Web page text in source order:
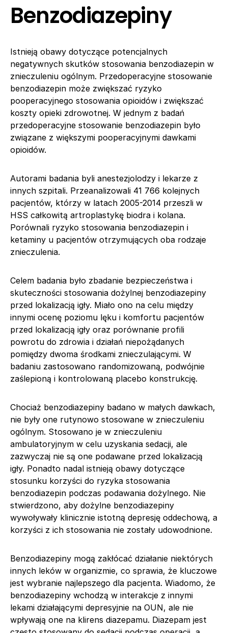
Benzodiazepiny
Istnieją obawy dotyczące potencjalnych
negatywnych skutków stosowania benzodiazepin w
znieczuleniu ogólnym. Przedoperacyjne stosowanie
benzodiazepin może zwiększać ryzyko
pooperacyjnego stosowania opioidów i zwiększać
koszty opieki zdrowotnej. W jednym z badań
przedoperacyjne stosowanie benzodiazepin było
związane z większymi pooperacyjnymi dawkami
opioidów.
Autorami badania byli anestezjolodzy i lekarze z
innych szpitali. Przeanalizowali 41 766 kolejnych
pacjentów, którzy w latach 2005-2014 przeszli w
HSS całkowitą artroplastykę biodra i kolana.
Porównali ryzyko stosowania benzodiazepin i
ketaminy u pacjentów otrzymujących oba rodzaje
znieczulenia.
Celem badania było zbadanie bezpieczeństwa i
skuteczności stosowania dożylnej benzodiazepiny
przed lokalizacją igły. Miało ono na celu między
innymi ocenę poziomu lęku i komfortu pacjentów
przed lokalizacją igły oraz porównanie profili
powrotu do zdrowia i działań niepożądanych
pomiędzy dwoma środkami znieczulającymi. W
badaniu zastosowano randomizowaną, podwójnie
zaślepioną i kontrolowaną placebo konstrukcję.
Chociaż benzodiazepiny badano w małych dawkach,
nie były one rutynowo stosowane w znieczuleniu
ogólnym. Stosowano je w znieczuleniu
ambulatoryjnym w celu uzyskania sedacji, ale
zazwyczaj nie są one podawane przed lokalizacją
igły. Ponadto nadal istnieją obawy dotyczące
stosunku korzyści do ryzyka stosowania
benzodiazepin podczas podawania dożylnego. Nie
stwierdzono, aby dożylne benzodiazepiny
wywoływały klinicznie istotną depresję oddechową, a
korzyści z ich stosowania nie zostały udowodnione.
Benzodiazepiny mogą zakłócać działanie niektórych
innych leków w organizmie, co sprawia, że kluczowe
jest wybranie najlepszego dla pacjenta. Wiadomo, że
benzodiazepiny wchodzą w interakcje z innymi
lekami działającymi depresyjnie na OUN, ale nie
wpływają one na klirens diazepamu. Diazepam jest